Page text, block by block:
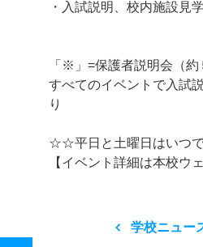
・入試説明、校内施設見学
「※」=保護者説明会（
すべてのイベントで入試
り
☆☆平日と土曜日はいつ
【イベント詳細は本校ウ
学校ニュー